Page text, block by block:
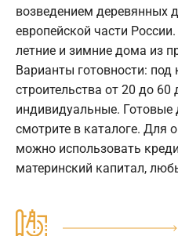
возведением деревянных
европейской части
летние и зимние дома из
Варианты готовности: под
строительства от 20 до
индивидуальные. Готовые
смотрите в каталоге. Для
можно использовать
материнский капитал,